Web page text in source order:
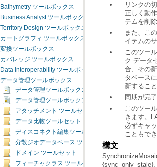
Bathymetry ツールボックス
Business Analyst ツールボックス
Territory Design ツールボックス
カートグラフィ ツールボックス
変換ツールボックス
カバレッジ ツールボックス
Data Interoperability ツールボックス
データ管理ツールボックス
データ管理ツールボックスの概要
データ管理ツールボックスのライセンス
アタッチメント ツールセット
データ比較ツールセット
ディスコネクト編集ツールセット
分散ジオデータベース ツールセット
ドメイン ツールセット
フィーチャクラス ツールセット
テムを削
イテムの
新するこ
同期が完
必ずキャ
こともで
構文